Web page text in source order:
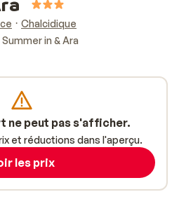
Chalcidique
Summer in & Ara
ne peut pas s'afficher.
et réductions dans l'aperçu.
les prix